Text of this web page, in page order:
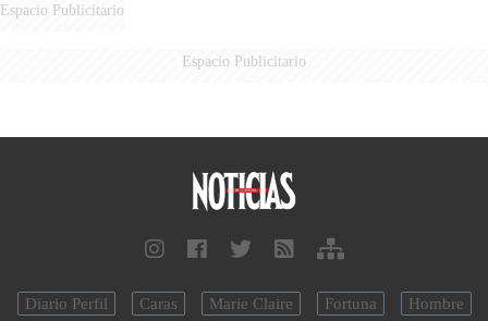
Espacio Publicitario
Espacio Publicitario
Diario Perfil Caras Marie Claire Fortuna Hombre